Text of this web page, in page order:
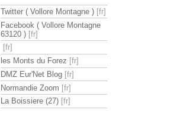
Twitter ( Vollore Montagne )
Facebook ( Vollore Montagne
63120 )
les Monts du Forez
DMZ Eur'Net Blog
Normandie Zoom
La Boissiere (27)